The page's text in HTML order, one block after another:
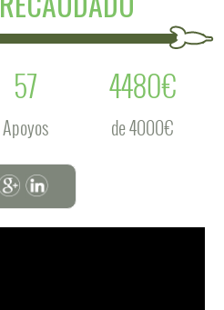
57
Apoyos
4480€
de 4000€